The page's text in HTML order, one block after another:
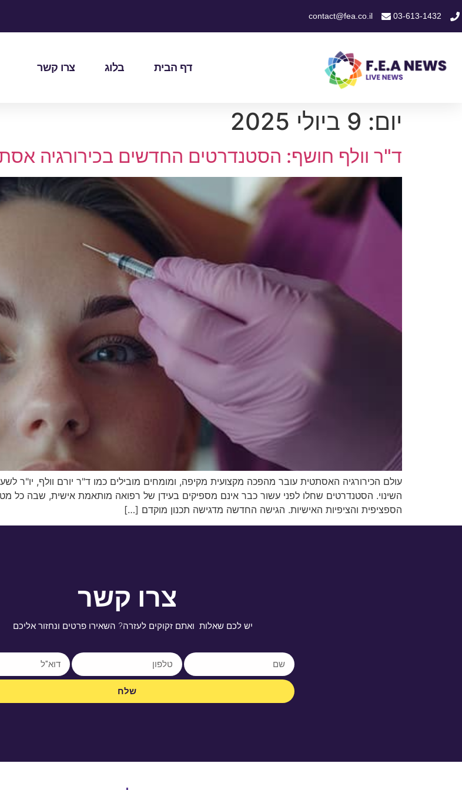
03-613-1432
contact@fea.co.il
דף הבית בלוג צרו קשר
יום: 9 ביולי 2025
ד"ר וולף חושף: הסטנדרטים החדשים בכירורגיה
עולם הכירורגיה האסתטית עובר מהפכה מקצועית מקיפה, ומומחים מובילים כמו ד"ר יורם וולף, יו"ר
השינוי. הסטנדרטים שחלו לפני עשור כבר אינם מספיקים בעידן של רפואה מותאמת אישית, שבה כל
הספציפית והציפיות האישיות. הגישה החדשה מדגישה תכנון מוקדם […]
צרו קשר
יש לכם שאלות ואתם זקוקים לעזרה? השאירו פרטים ונחזור אליכם
שלח